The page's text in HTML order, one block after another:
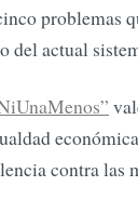
problemas
del actual
contra las